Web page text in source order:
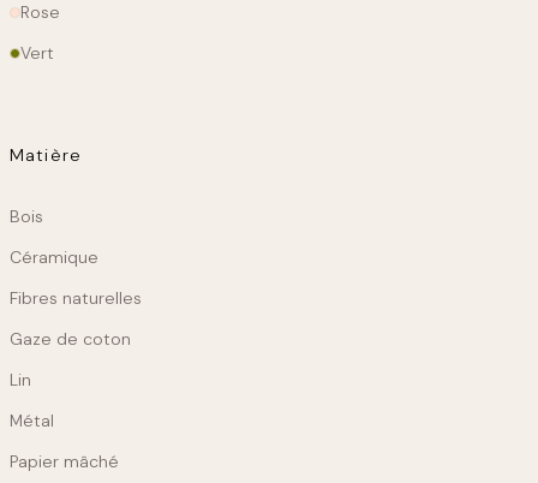
Rose
Vert
Matière
Matiere
Bois
Céramique
Fibres naturelles
Gaze de coton
Lin
Métal
Papier mâché